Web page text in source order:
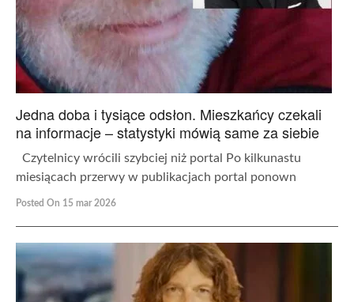
Jedna doba i tysiące odsłon. Mieszkańcy czekali
na informacje – statystyki mówią same za siebie
Czytelnicy wrócili szybciej niż portal Po kilkunastu
miesiącach przerwy w publikacjach portal ponown
Posted On 15 mar 2026